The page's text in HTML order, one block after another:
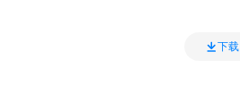
下载